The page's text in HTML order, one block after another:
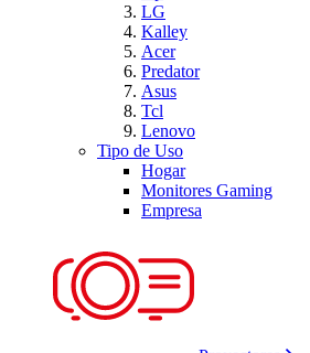
LG
Kalley
Acer
Predator
Asus
Tcl
Lenovo
Tipo de Uso
Hogar
Monitores Gaming
Empresa